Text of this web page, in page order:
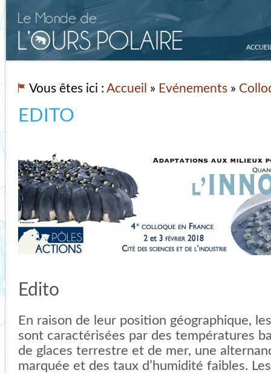
Vous êtes ici : Accueil » Evénements »
EDITO
Edito
En raison de leur position géographique,
sont caractérisées par des températures
de glaces terrestre et de mer, une
marquée et des taux d’humidité faibles.